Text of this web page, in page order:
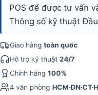
POS để được tư vấn
Thông số kỹ thuật
Giao hàng toàn quốc
Hỗ trợ kỹ thuật 24/7
Chính hãng 100%
4 văn phòng